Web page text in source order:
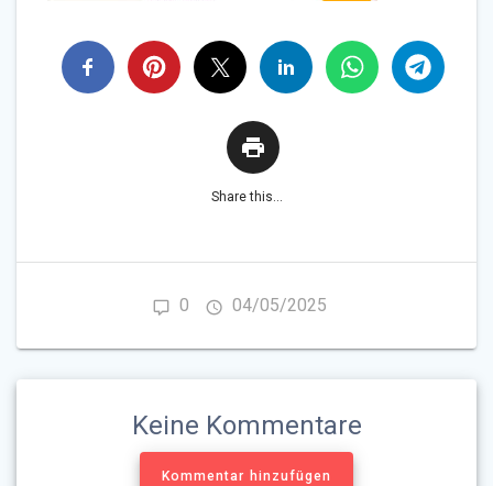
Share this...
0 04/05/2025
Keine Kommentare
Kommentar hinzufügen